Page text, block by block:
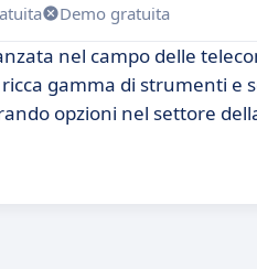
Demo gratuita
nel campo delle
gamma di strumenti
opzioni nel settore